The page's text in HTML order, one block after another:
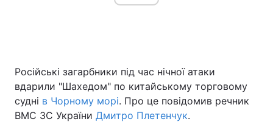
Головна Війна
Україна Політика
Російські загарбники під час нічної атаки
вдарили "Шахедом" по китайському торговому
судні в Чорному морі. Про це повідомив речник
ВМС ЗС України Дмитро Плетенчук.